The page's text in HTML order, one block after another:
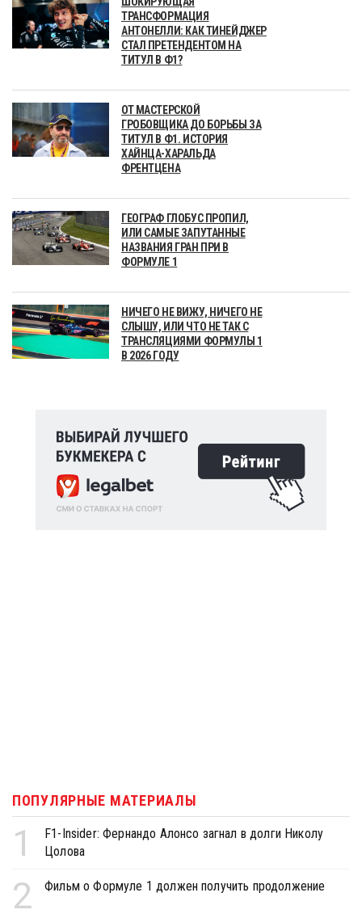
ТРАНСФОРМАЦИЯ
АНТОНЕЛЛИ: КАК ТИНЕЙДЖЕР
СТАЛ ПРЕТЕНДЕНТОМ НА
ТИТУЛ В Ф1?
ОТ МАСТЕРСКОЙ
ГРОБОВЩИКА ДО БОРЬБЫ ЗА
ТИТУЛ В Ф1. ИСТОРИЯ
ХАЙНЦА-ХАРАЛЬДА
ФРЕНТЦЕНА
ГЕОГРАФ ГЛОБУС ПРОПИЛ,
ИЛИ САМЫЕ ЗАПУТАННЫЕ
НАЗВАНИЯ ГРАН ПРИ В
ФОРМУЛЕ 1
НИЧЕГО НЕ ВИЖУ, НИЧЕГО НЕ
СЛЫШУ, ИЛИ ЧТО НЕ ТАК С
ТРАНСЛЯЦИЯМИ ФОРМУЛЫ 1
В 2026 ГОДУ
ПОПУЛЯРНЫЕ МАТЕРИАЛЫ
1
F1-Insider: Фернандо Алонсо загнал в долги Николу
Цолова
2 Фильм о Формуле 1 должен получить продолжение